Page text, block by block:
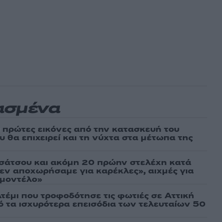
εικόνες από την κατασκευή του
επιχειρεί και τη νύχτα στα μέτωπα της
και ακόμη 20 πρώην στελέχη κατά
αποχωρήσαμε για καρέκλες», αιχμές για
που τροφοδότησε τις φωτιές σε Αττική
τα ισχυρότερα επεισόδια των τελευταίων 50